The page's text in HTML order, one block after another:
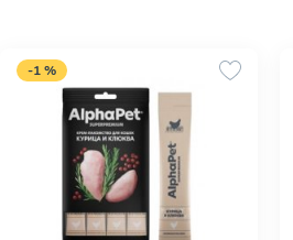
-1 %